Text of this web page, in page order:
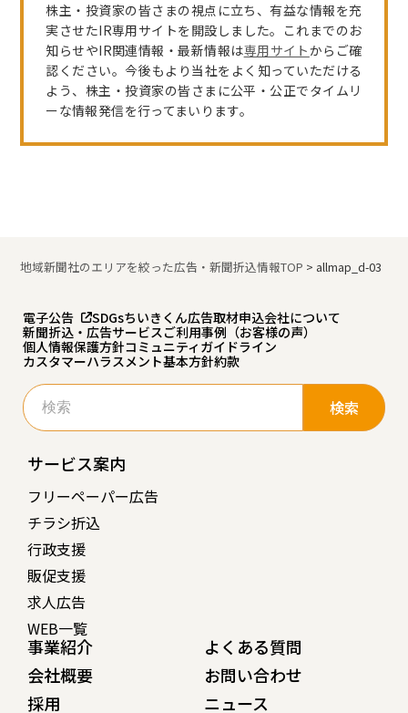
株主・投資家の皆さまの視点に立ち、有益な情報を充
実させたIR専用サイトを開設しました。これまでのお
知らせやIR関連情報・最新情報は専用サイトからご確
認ください。今後もより当社をよく知っていただける
よう、株主・投資家の皆さまに公平・公正でタイムリ
ーな情報発信を行ってまいります。
地域新聞社のエリアを絞った広告・新聞折込情報TOP > allmap_d-03
電子公告 SDGsちいきくん広告取材申込会社について
新聞折込・広告サービスご利用事例（お客様の声）
個人情報保護方針コミュニティガイドライン
カスタマーハラスメント基本方針約款
検
索:
サービス案内
フリーペーパー広告
チラシ折込
行政支援
販促支援
求人広告
WEB一覧
事業紹介
会社概要
採用
よくある質問
お問い合わせ
ニュース